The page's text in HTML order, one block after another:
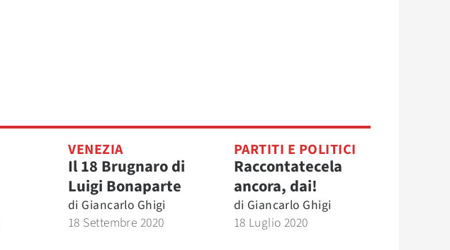
VENEZIA
Il 18 Brugnaro di
Luigi Bonaparte
di Giancarlo Ghigi
18 Settembre 2020
PARTITI E POLITICI
Raccontatecela
ancora, dai!
di Giancarlo Ghigi
18 Luglio 2020